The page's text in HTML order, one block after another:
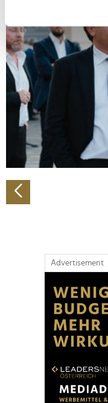
bestimmten
Erfahren Sie mehr
verarbeitet werden,
Abschnitt
Wir verwenden
personalisieren,
zu können und die
analysieren.
Verwendung unserer
soziale Medien,
Partner führen diese
Advertisement